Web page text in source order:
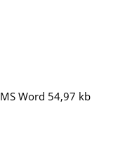
MS Word 54,97 kb